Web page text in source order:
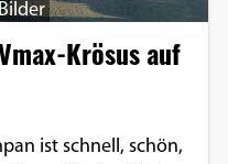
Krösus auf
ist schnell, schön,